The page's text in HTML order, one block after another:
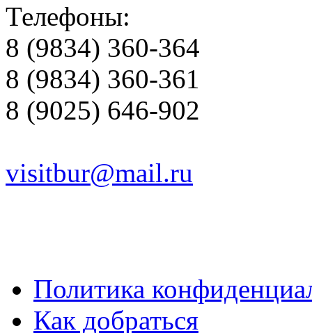
Телефоны:
8 (9834) 360-364
8 (9834) 360-361
8 (9025) 646-902
visitbur@mail.ru
Политика
Как добраться